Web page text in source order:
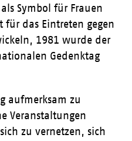
Symbol für Frauen
das Eintreten gegen
1981 wurde der
Gedenktag
aufmerksam zu
Veranstaltungen
zu vernetzen, sich